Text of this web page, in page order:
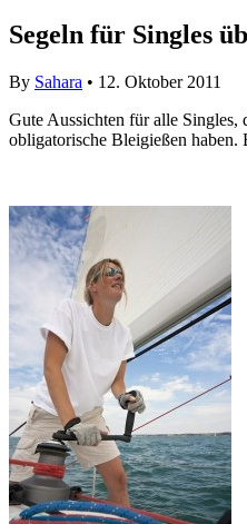
Segeln für Singles
By Sahara • 12. Oktober 2011
Gute Aussichten für alle Singles,
obligatorische Bleigießen haben.